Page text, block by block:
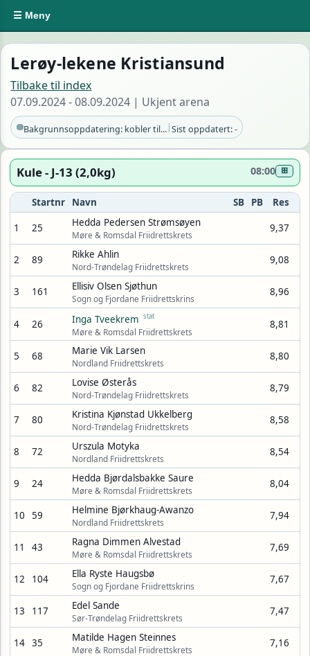
☰ Meny
Lerøy-lekene Kristiansund
Tilbake til index
07.09.2024 - 08.09.2024 | Ukjent arena
Bakgrunnsoppdatering: kobler til...|Sist oppdatert: -
Kule - J-13 (2,0kg) 08:00 ⊞
Startnr Navn SB PB Res
1 25 Hedda Pedersen Strømsøyen
Møre & Romsdal Friidrettskrets
9,37
2 89 Rikke Ahlin
Nord-Trøndelag Friidrettskrets
9,08
3 161 Ellisiv Olsen Sjøthun
Sogn og Fjordane Friidrettskrins
8,96
4 26 Inga Tveekrem stat
Møre & Romsdal Friidrettskrets
8,81
5 68 Marie Vik Larsen
Nordland Friidrettskrets
8,80
6 82 Lovise Østerås
Nord-Trøndelag Friidrettskrets
8,79
7 80 Kristina Kjønstad Ukkelberg
Nord-Trøndelag Friidrettskrets
8,58
8 72 Urszula Motyka
Nordland Friidrettskrets
8,54
9 24 Hedda Bjørdalsbakke Saure
Møre & Romsdal Friidrettskrets
8,04
10 59 Helmine Bjørkhaug-Awanzo
Nordland Friidrettskrets
7,94
11 43 Ragna Dimmen Alvestad
Møre & Romsdal Friidrettskrets
7,69
12 104 Ella Ryste Haugsbø
Sogn og Fjordane Friidrettskrins
7,67
13 117 Edel Sande
Sør-Trøndelag Friidrettskrets
7,47
14 35 Matilde Hagen Steinnes
Møre & Romsdal Friidrettskrets
7,16